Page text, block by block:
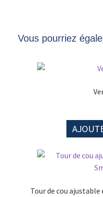
Vous pourriez
Tour de cou